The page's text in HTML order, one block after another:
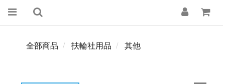
全部商品 扶輪社用品 其他